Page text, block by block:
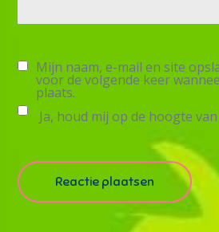
Mijn naam, e-mail en site
voor de volgende keer
plaats.
Ja, houd mij op de hoogte